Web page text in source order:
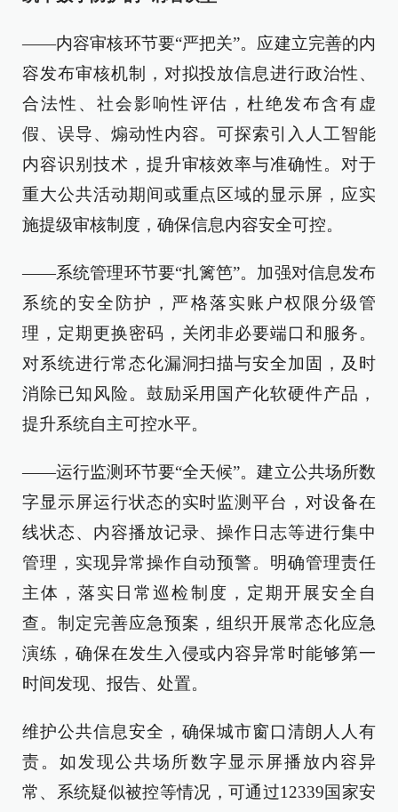
——内容审核环节要“严把关”。应建立完善的内
容发布审核机制，对拟投放信息进行政治性、
合法性、社会影响性评估，杜绝发布含有虚
假、误导、煽动性内容。可探索引入人工智能
内容识别技术，提升审核效率与准确性。对于
重大公共活动期间或重点区域的显示屏，应实
施提级审核制度，确保信息内容安全可控。
——系统管理环节要“扎篱笆”。加强对信息发布
系统的安全防护，严格落实账户权限分级管
理，定期更换密码，关闭非必要端口和服务。
对系统进行常态化漏洞扫描与安全加固，及时
消除已知风险。鼓励采用国产化软硬件产品，
提升系统自主可控水平。
——运行监测环节要“全天候”。建立公共场所数
字显示屏运行状态的实时监测平台，对设备在
线状态、内容播放记录、操作日志等进行集中
管理，实现异常操作自动预警。明确管理责任
主体，落实日常巡检制度，定期开展安全自
查。制定完善应急预案，组织开展常态化应急
演练，确保在发生入侵或内容异常时能够第一
时间发现、报告、处置。
维护公共信息安全，确保城市窗口清朗人人有
责。如发现公共场所数字显示屏播放内容异
常、系统疑似被控等情况，可通过12339国家安